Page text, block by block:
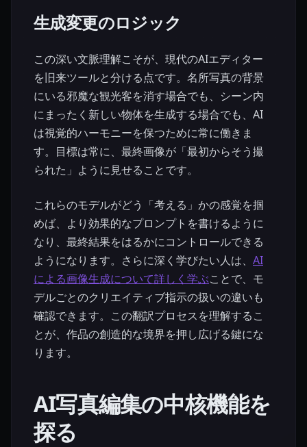
生成変更のロジック
この深い文脈理解こそが、現代のAIエディター
を旧来ツールと分ける点です。名所写真の背景
にいる邪魔な観光客を消す場合でも、シーン内
にまったく新しい物体を生成する場合でも、AI
は視覚的ハーモニーを保つために常に働きま
す。目標は常に、最終画像が「最初からそう撮
られた」ように見せることです。
これらのモデルがどう「考える」かの感覚を掴
めば、より効果的なプロンプトを書けるように
なり、最終結果をはるかにコントロールできる
ようになります。さらに深く学びたい人は、 AI
による画像生成について詳しく学ぶことで、モ
デルごとのクリエイティブ指示の扱いの違いも
確認できます。この翻訳プロセスを理解するこ
とが、作品の創造的な境界を押し広げる鍵にな
ります。
AI写真編集の中核機能を
探る